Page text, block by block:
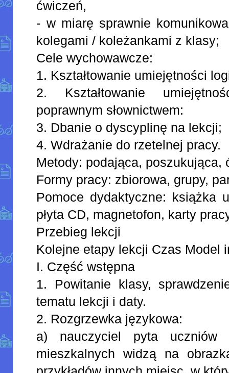
ćwiczeń,
- w miarę sprawnie
kolegami / koleżankami z klasy;
Cele wychowawcze:
1. Kształtowanie umiejętności
2. Kształtowanie
poprawnym słownictwem:
3. Dbanie o dyscyplinę na lekcji;
4. Wdrażanie do rzetelnej pracy.
Metody: podająca, poszukująca,
Formy pracy: zbiorowa, grupy,
Pomoce dydaktyczne: książka
płyta CD, magnetofon, karty
Przebieg lekcji
Kolejne etapy lekcji Czas Model
I. Część wstępna
1. Powitanie klasy,
tematu lekcji i daty.
2. Rozgrzewka językowa:
a) nauczyciel pyta uczniów
mieszkalnych widzą na